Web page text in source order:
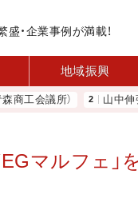
・企業事例が満載！
地域振興
会議所） 山中伸弥
マルフェ」